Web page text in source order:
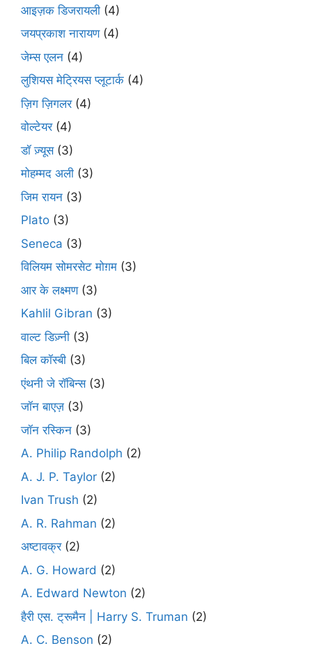
आइज़क डिजरायली (4)
जयप्रकाश नारायण(4)
जेम्स एलन (4)
लुशियस मेट्रियस प्लूटार्क (4)
ज़िग ज़िगलर(4)
वोल्टेयर(4)
डॉ ज़्यूस(3)
मोहम्मद अली (3)
जिम रायन (3)
Plato (3)
Seneca (3)
विलियम सोमरसेट मोग़म (3)
आर के लक्ष्मण(3)
Kahlil Gibran (3)
वाल्ट डिज़्नी (3)
बिल कॉस्बी (3)
एंथनी जे रॉबिन्स(3)
जॉन बाएज़ (3)
जॉन रस्किन (3)
A. Philip Randolph (2)
A. J. P. Taylor (2)
Ivan Trush (2)
A. R. Rahman (2)
अष्टावक्र(2)
A. G. Howard (2)
A. Edward Newton (2)
हैरी एस. ट्रूमैन | Harry S. Truman (2)
A. C. Benson (2)